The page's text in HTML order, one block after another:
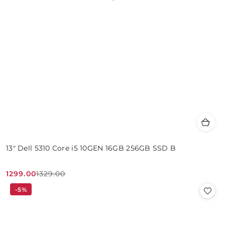
13" Dell 5310 Core i5 10GEN 16GB 256GB SSD B
Cena
promocyjna:
1299.00
Cena
przed
1329.00
-5%